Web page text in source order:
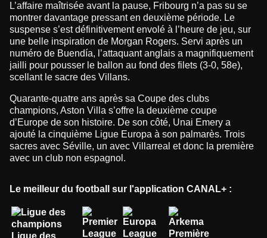
L’affaire maîtrisée avant la pause, Fribourg n’a pas su se
montrer davantage pressant en deuxième période. Le
suspense s’est définitivement envolé à l’heure de jeu, sur
une belle inspiration de Morgan Rogers. Servi après un
numéro de Buendía, l’attaquant anglais a magnifiquement
jailli pour pousser le ballon au fond des filets (3-0, 58e),
scellant le sacre des Villans.
Quarante-quatre ans après sa Coupe des clubs
champions, Aston Villa s’offre la deuxième coupe
d’Europe de son histoire. De son côté, Unai Emery a
ajouté la cinquième Ligue Europa à son palmarès. Trois
sacres avec Séville, un avec Villarreal et donc la première
avec un club non espagnol.
Le meilleur du football sur l'application CANAL+ :